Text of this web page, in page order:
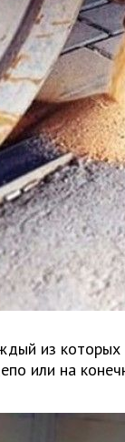
из
или на